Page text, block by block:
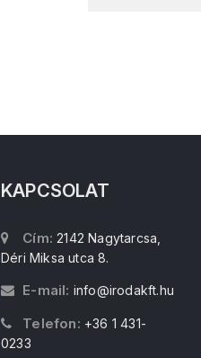
KAPCSOLAT
Cím: 2142 Nagytarcsa,
Déri Miksa utca 8.
E-mail: info@irodakft.hu
Telefon: +36 1 431-
0233